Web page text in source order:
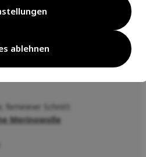
und vielseitiges
weshalb wir Merinowolle
QUALITÄT AUS
femininer Schnitt
Merinowolle
ablehnen